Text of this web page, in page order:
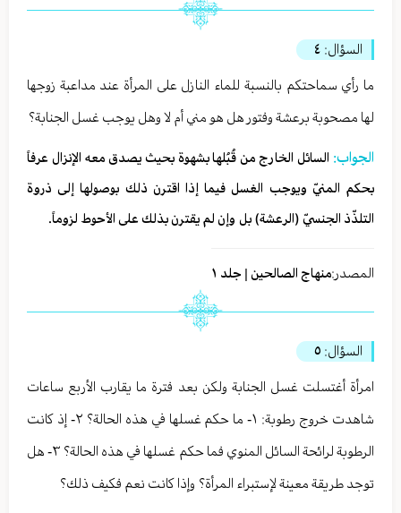
السؤال: ٤
ما رأي سماحتكم بالنسبة للماء النازل على المرأة عند مداعبة زوجها
لها مصحوبة برعشة وفتور هل هو مني أم لا وهل يوجب غسل الجنابة؟
الجواب: السائل الخارج من قُبُلها بشهوة بحيث يصدق معه الإنزال عرفاً
بحكم المنيّ ويوجب الغسل فيما إذا اقترن ذلك بوصولها إلى ذروة
التلذّذ الجنسيّ (الرعشة) بل وإن لم­ يقترن بذلك على الأحوط لزوماً.
المصدر:منهاج الصالحين | جلد ١
السؤال: ٥
امرأة أغتسلت غسل الجنابة ولكن بعد فترة ما يقارب الأربع ساعات
شاهدت خروج رطوبة: ١- ما حكم غسلها في هذه الحالة؟ ٢- إذ كانت
الرطوبة لرائحة السائل المنوي فما حكم غسلها في هذه الحالة؟ ٣- هل
توجد طريقة معينة لإستبراء المرأة؟ وإذا كانت نعم فكيف ذلك؟